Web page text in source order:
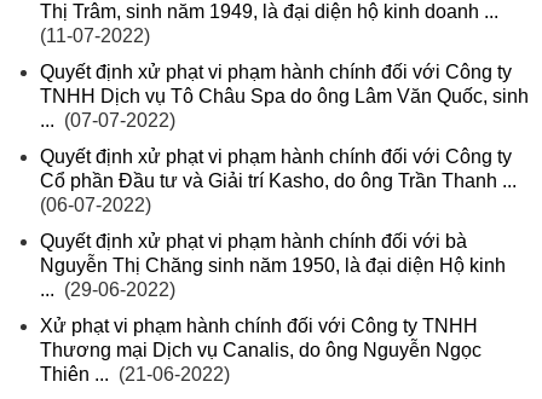
Thị Trâm, sinh năm 1949, là đại diện hộ kinh doanh ...
(11-07-2022)
Quyết định xử phạt vi phạm hành chính đối với Công ty
TNHH Dịch vụ Tô Châu Spa do ông Lâm Văn Quốc, sinh
... (07-07-2022)
Quyết định xử phạt vi phạm hành chính đối với Công ty
Cổ phần Đầu tư và Giải trí Kasho, do ông Trần Thanh ...
(06-07-2022)
Quyết định xử phạt vi phạm hành chính đối với bà
Nguyễn Thị Chăng sinh năm 1950, là đại diện Hộ kinh
... (29-06-2022)
Xử phạt vi phạm hành chính đối với Công ty TNHH
Thương mại Dịch vụ Canalis, do ông Nguyễn Ngọc
Thiên ... (21-06-2022)